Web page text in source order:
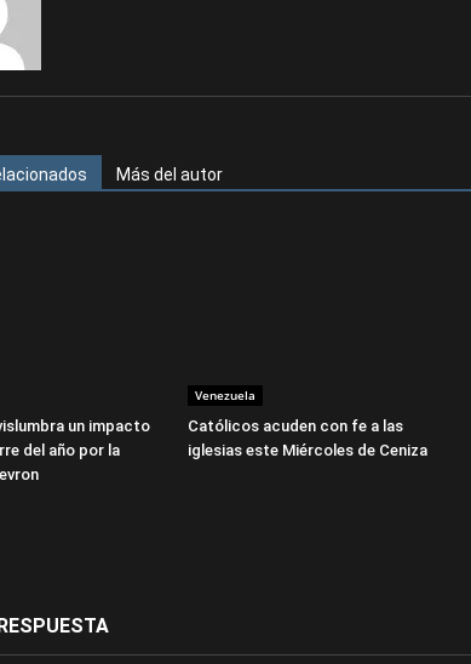
Más del autor
un impacto
del año por la
Venezuela
Católicos acuden con fe a las
iglesias este Miércoles de Ceniza